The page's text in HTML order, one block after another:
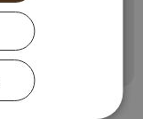
Max. 2 personas
Cama King Size
Ver más